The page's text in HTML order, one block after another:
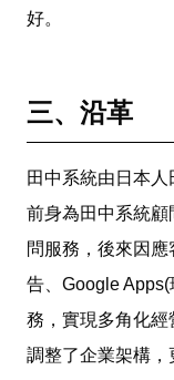
好。
三、沿革
田中系統由日本人
前身為田中系統
問服務，後來因
告、Google
務，實現多角化經
調整了企業架構